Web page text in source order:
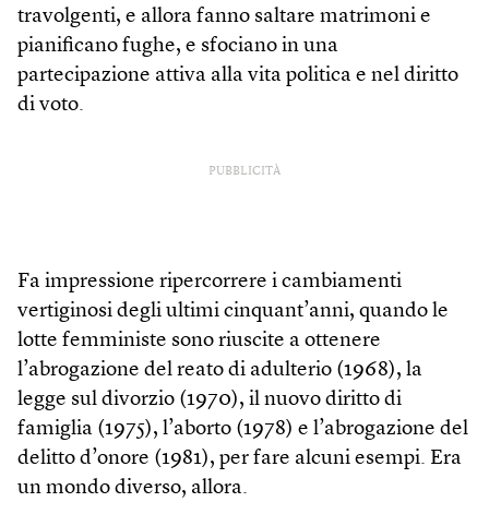
travolgenti, e allora fanno saltare matrimoni e
pianificano fughe, e sfociano in una
partecipazione attiva alla vita politica e nel diritto
di voto.
PUBBLICITÀ
Fa impressione ripercorrere i cambiamenti
vertiginosi degli ultimi cinquant’anni, quando le
lotte femministe sono riuscite a ottenere
l’abrogazione del reato di adulterio (1968), la
legge sul divorzio (1970), il nuovo diritto di
famiglia (1975), l’aborto (1978) e l’abrogazione del
delitto d’onore (1981), per fare alcuni esempi. Era
un mondo diverso, allora.